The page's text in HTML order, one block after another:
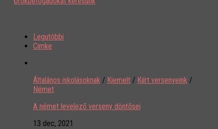
Legutóbbi
Cimke
Általános iskolásoknak / Kiemelt / Kiírt versenyeink /
Német
A német levelező verseny döntősei
13 dec, 2021